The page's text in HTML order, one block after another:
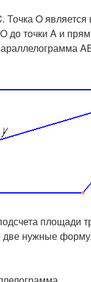
O является
до точки A и
площади
нужные